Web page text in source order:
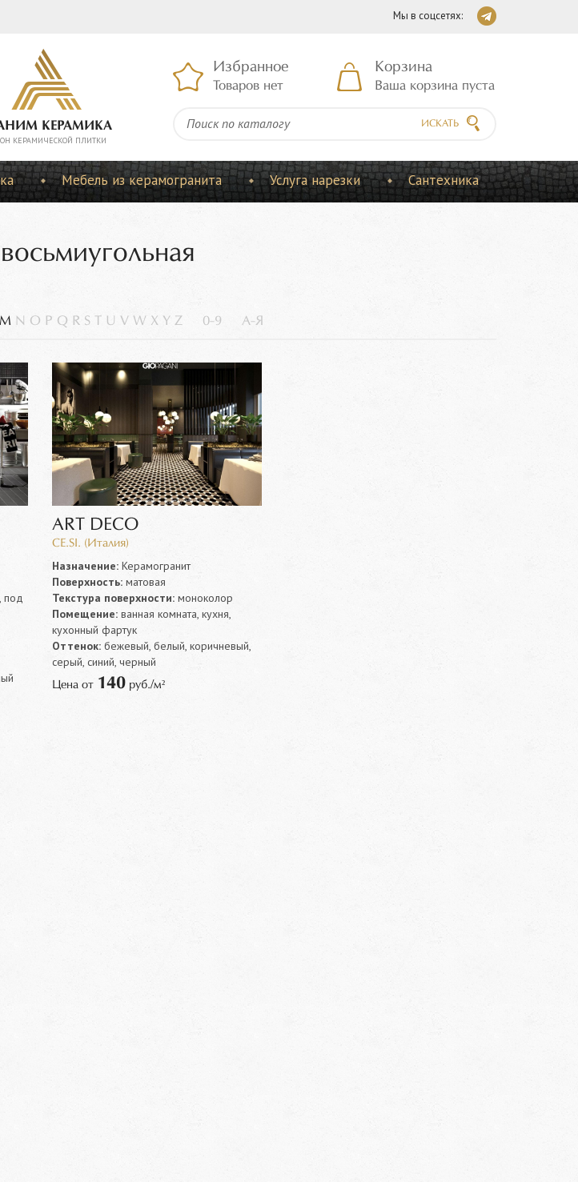
Мы в соцсетях:
КЕРАМИКА
КЕРАМИЧЕСКОЙ ПЛИТКИ
Избранное
Товаров нет
Корзина
Ваша корзина пуста
ИСКАТЬ
Мебель из керамогранита Услуга нарезки Сантехника
M N O P Q R S U V W X Y Z 0-9 А-Я
под
ART DECO
CE.SI. (Италия)
Назначение:Керамогранит
Поверхность:матовая
Текстура поверхности:моноколор
Помещение:ванная комната, кухня,
кухонный фартук
Оттенок:бежевый, белый, коричневый,
серый, синий, черный
Цена от 140руб./м²